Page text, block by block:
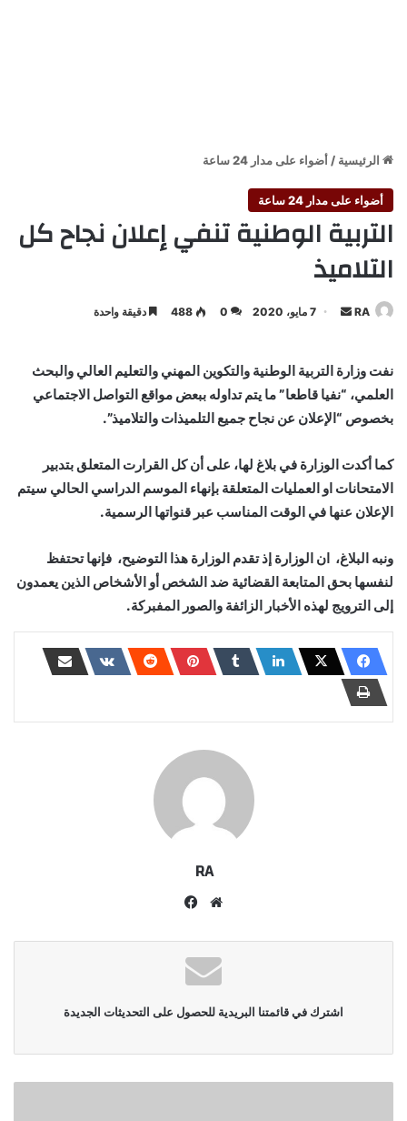
الرئيسية / أضواء على مدار 24 ساعة
أضواء على مدار 24 ساعة
التربية الوطنية تنفي إعلان نجاح كل
التلاميذ
RA
أرسل 7 مايو، 2020 0
488 دقيقة واحدة
نفت وزارة التربية الوطنية والتكوين المهني والتعليم العالي والبحث
العلمي، “نفيا قاطعا” ما يتم تداوله ببعض مواقع التواصل الاجتماعي
بخصوص “الإعلان عن نجاح جميع التلميذات والتلاميذ”.
كما أكدت الوزارة في بلاغ لها، على أن كل القرارت المتعلق بتدبير
الامتحانات او العمليات المتعلقة بإنهاء الموسم الدراسي الحالي سيتم
الإعلان عنها في الوقت المناسب عبر قنواتها الرسمية.
ونبه البلاغ، ان الوزارة إذ تقدم الوزارة هذا التوضيح، فإنها تحتفظ
لنفسها بحق المتابعة القضائية ضد الشخص أو الأشخاص الذين يعمدون
إلى الترويج لهذه الأخبار الزائفة والصور المفبركة.
RA
موقع
اشترك في قائمتنا البريدية للحصول على التحديثات الجديدة